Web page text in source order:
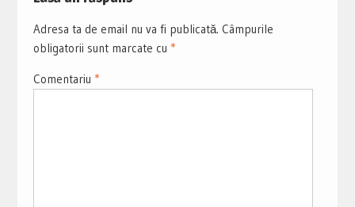
Adresa ta de email nu va fi publicată. Câmpurile
obligatorii sunt marcate cu *
Comentariu *